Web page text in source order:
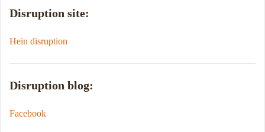
Disruption site:
Hein disruption
Disruption blog:
Facebook